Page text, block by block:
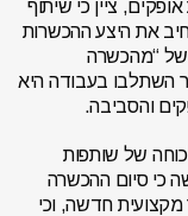
ציין כי שיתוף
את היצע ההכשרות
של “מהכשרה
השתלבו בעבודה היא
והסביבה.
של שותפות
כי סיום ההכשרה
חדשה, וכי